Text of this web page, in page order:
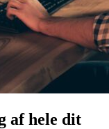
af hele dit